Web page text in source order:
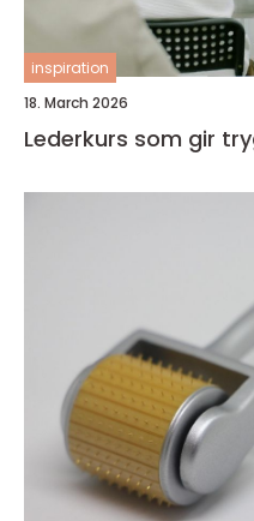
inspiration
18. March 2026
Lederkurs som gir